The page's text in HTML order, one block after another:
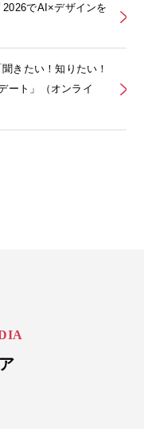
2026でAI×デザインを
きたい！知りたい！
ート」（オンライ